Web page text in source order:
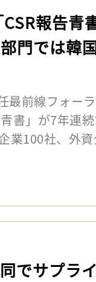
CSR報告青
門では韓
最前線フォー
書」が7年連
業100社、外
でサプラ